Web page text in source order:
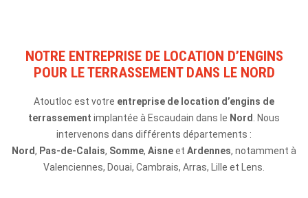
Chargeuse / Dumper
Contact – Devis
NOTRE ENTREPRISE DE LOCATION D’ENGINS
POUR LE TERRASSEMENT DANS LE NORD
Atoutloc est votre entreprise de location d’engins de
terrassement implantée à Escaudain dans le Nord
. Nous
intervenons dans différents départements :
Nord, Pas-de-Calais, Somme, Aisneet Ardennes, notamment à
Valenciennes, Douai, Cambrais, Arras, Lille et Lens.